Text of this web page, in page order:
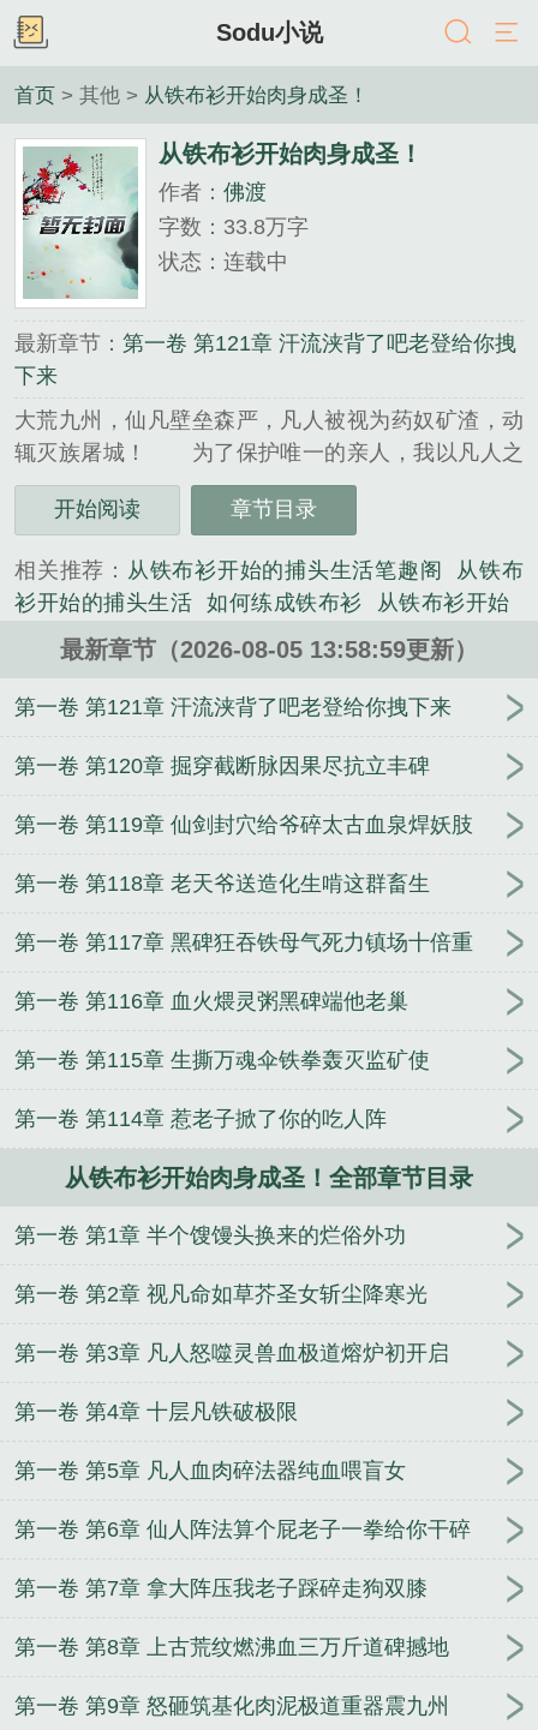
Sodu小说
首页 > 其他 > 从铁布衫开始肉身成圣！
从铁布衫开始肉身成圣！
作者： 佛渡
字数：33.8万字
状态：连载中
最新章节： 第一卷 第121章 汗流浃背了吧老登给你拽
下来
大荒九州，仙凡壁垒森严，凡人被视为药奴矿渣，动
辄灭族屠城！ 为了保护唯一的亲人，我以凡人之
躯怒吞麒麟妖血，彻底激活隐藏在骨血深处的【极道
荒血】！ 获得无限加点特权，别人辛辛苦苦吸收
《从铁布衫开始肉身成圣！》是佛渡精心创作的其他
类小说。
开始阅读 章节目录
相关推荐： 从铁布衫开始的捕头生活笔趣阁
从铁布
衫开始的捕头生活 如何练成铁布衫
从铁布衫开始
开局从铁布衫开始
从铁布衫开始陈平安 从铁布衫开
始纵横天下笔趣阁
铁布衫
下从铁布衫开始
重生从铁布衫开始 穿越从铁布衫开
肉身成圣顶点 从铁布衫开始的捕头生活 滴水淹城
宗真传铁布衫练法 从铁布衫纵横江湖 从铁布衫开始
曲秋水的第5本书
重生千禧年，我脚踹渣男手抓扶
贫
弱智就弱智吧，我照样星际最强！ 贼太子
躺平
就变强
人类自救
兽校丑雌万人嫌，入梦日日被强
宠
你的技能很好，现在我也有了 深渊负累
我的老
误闯天家？我每秒一万灵石 侯府来了个小阎王，满
学院小人鱼，疯批男主们求抱
霸王花截胡攻略女嫁
嫁给村里糙汉后，我带全村暴富了
最新章节（2026-08-05 13:58:59更新）
第一卷 第121章 汗流浃背了吧老登给你拽下来
第一卷 第120章 掘穿截断脉因果尽抗立丰碑
第一卷 第119章 仙剑封穴给爷碎太古血泉焊妖肢
第一卷 第118章 老天爷送造化生啃这群畜生
第一卷 第117章 黑碑狂吞铁母气死力镇场十倍重
第一卷 第116章 血火煨灵粥黑碑端他老巢
第一卷 第115章 生撕万魂伞铁拳轰灭监矿使
第一卷 第114章 惹老子掀了你的吃人阵
从铁布衫开始肉身成圣！全部章节目录
第一卷 第1章 半个馊馒头换来的烂俗外功
第一卷 第2章 视凡命如草芥圣女斩尘降寒光
第一卷 第3章 凡人怒噬灵兽血极道熔炉初开启
第一卷 第4章 十层凡铁破极限
第一卷 第5章 凡人血肉碎法器纯血喂盲女
第一卷 第6章 仙人阵法算个屁老子一拳给你干碎
第一卷 第7章 拿大阵压我老子踩碎走狗双膝
第一卷 第8章 上古荒纹燃沸血三万斤道碑撼地
第一卷 第9章 怒砸筑基化肉泥极道重器震九州